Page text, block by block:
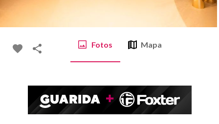
Fotos Mapa